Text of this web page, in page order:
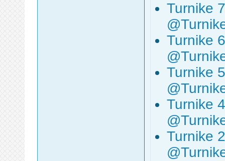
Turnike
Turnike
Turnike
Turnike
Turnike